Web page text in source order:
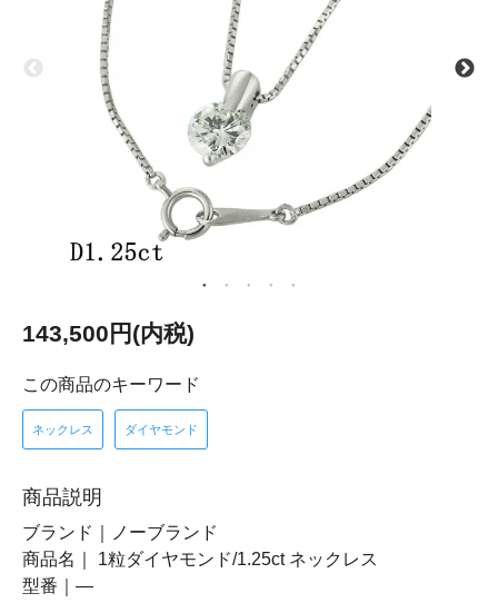
143,500円(内税)
この商品のキーワード
ネックレス ダイヤモンド
商品説明
ブランド｜ノーブランド
商品名｜ 1粒ダイヤモンド/1.25ct ネックレス
型番｜―